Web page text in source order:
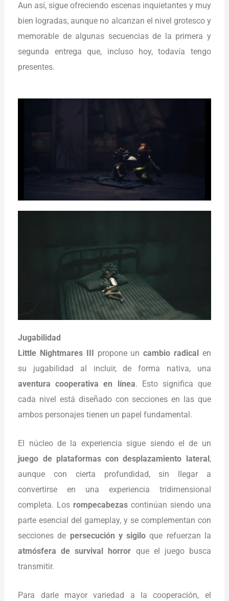
Aun así, sigue ofreciendo escenas inquietantes y muy
bien logradas, aunque no alcanzan el nivel grotesco y
memorable de algunas secuencias de la primera y
segunda entrega que, incluso hoy, todavía tengo
presentes.
Jugabilidad
Little Nightmares III propone uncambio radicalen
su jugabilidad al incluir, de forma nativa, una
aventura cooperativa en línea. Esto significa que
cada nivel está diseñado con secciones en las que
ambos personajes tienen un papel fundamental.
El núcleo de la experiencia sigue siendo el de un
juego de plataformas con desplazamiento lateral,
aunque con cierta profundidad, sin llegar a
convertirse en una experiencia tridimensional
completa. Los rompecabezas continúan siendo una
parte esencial del gameplay, y se complementan con
secciones de persecución y sigilo que refuerzan la
atmósfera de survival horror que el juego busca
transmitir.
Para darle mayor variedad a la cooperación, el